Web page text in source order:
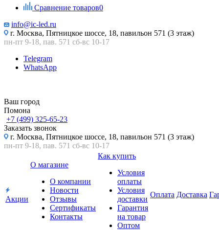
Сравнение товаров0
info@ic-led.ru
г. Москва, Пятницкое шоссе, 18, павильон 571 (3 этаж)
пн-пт 9-18, пав. 571 сб-вс 10-17
Telegram
WhatsApp
Ваш город
Помона
+7 (499) 325-65-23
Заказать звонок
г. Москва, Пятницкое шоссе, 18, павильон 571 (3 этаж)
пн-пт 9-18, пав. 571 сб-вс 10-17
Акции
О магазине
О компании
Новости
Отзывы
Сертификаты
Контакты
Как купить
Условия
оплаты
Условия
доставки
Гарантия
на товар
Оптом
Оплата Доставка